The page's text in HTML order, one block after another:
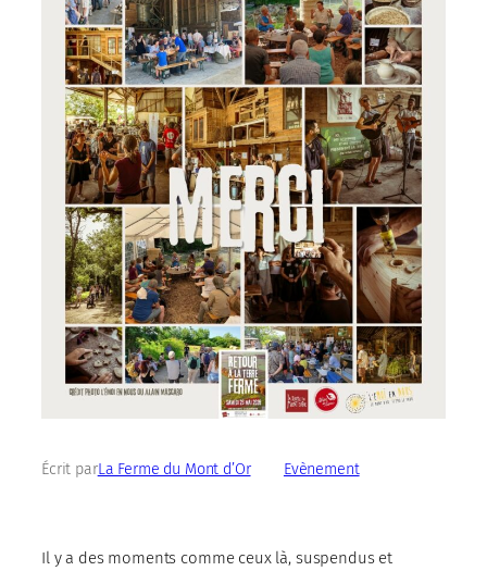
Écrit parLa Ferme du Mont d’Ordans Evènement
Il y a des moments comme ceux là, suspendus et